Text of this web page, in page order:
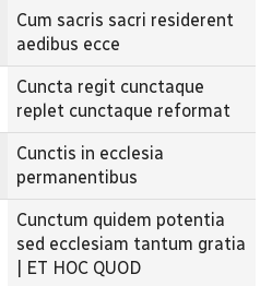
Cum sacris sacri residerent
aedibus ecce
Cuncta regit cunctaque
replet cunctaque reformat
Cunctis in ecclesia
permanentibus
Cunctum quidem potentia
sed ecclesiam tantum gratia
| ET HOC QUOD